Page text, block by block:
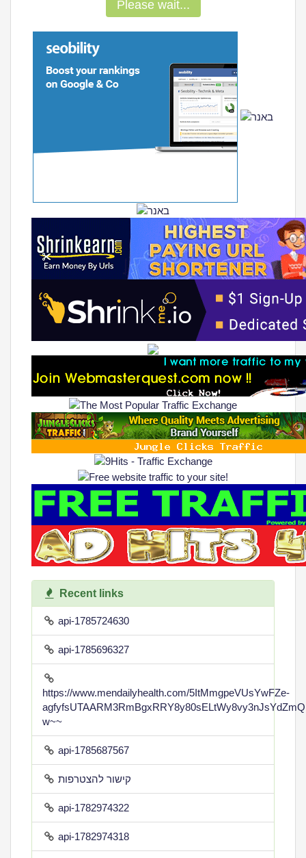
Please wait...
Recent links
api-1785724630
api-1785696327
https://www.mendailyhealth.com/5ItMmgpeVUsYwFZe-
w~~
api-1785687567
קישור להצטרפות
api-1782974322
api-1782974318